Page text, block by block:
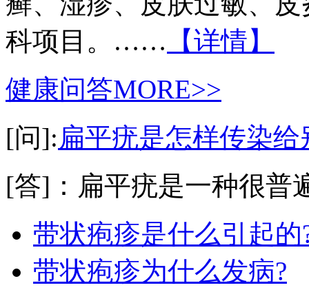
科项目。…… 【详情】
健康问答MORE>>
[问]:扁平疣是怎样传染给
[答]：扁平疣是一种很普
带状疱疹是什么引起的
带状疱疹为什么发病?